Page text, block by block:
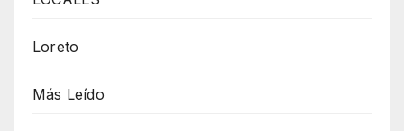
Loreto
Más Leído